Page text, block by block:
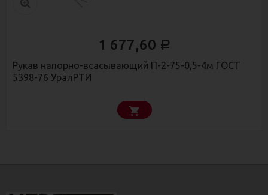
1 677,60 Р
Рукав напорно-всасывающий П-2-75-0,5-4м ГОСТ
5398-76 УралРТИ